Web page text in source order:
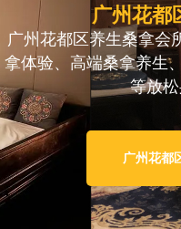
广州花都
广州花都区养生桑拿会
拿体验、高端桑拿养生
等放
广州花都